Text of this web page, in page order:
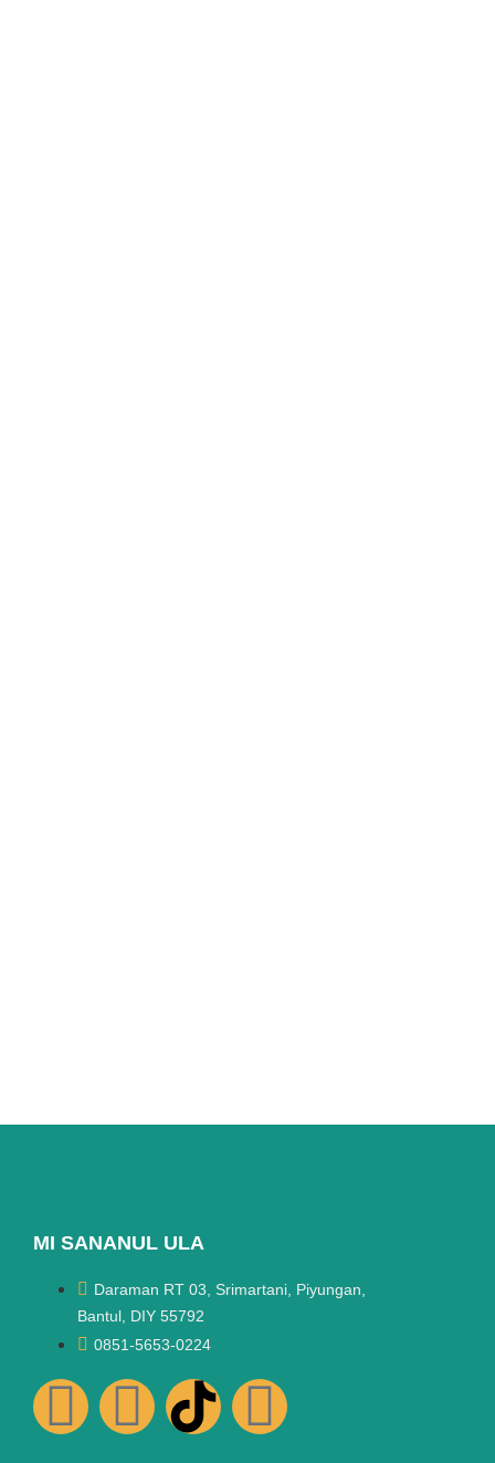
MI SANANUL ULA
Daraman RT 03, Srimartani, Piyungan,
Bantul, DIY 55792
0851-5653-0224